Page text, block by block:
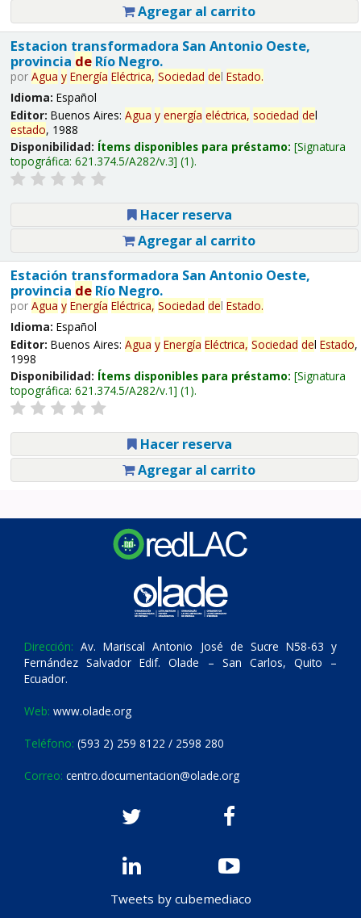
Agregar al carrito
Estacion transformadora San Antonio Oeste,
provincia deRío Negro.
por Agua y Energía Eléctrica, Sociedad del Estado.
Idioma: Español
Editor: Buenos Aires: Agua y energía eléctrica, sociedad del
estado, 1988
Disponibilidad: Ítems disponibles para préstamo: Signatura
topográfica: 621.374.5/A282/v.3 (1).
Hacer reserva
Agregar al carrito
Estación transformadora San Antonio Oeste,
provincia deRío Negro.
por Agua y Energía Eléctrica, Sociedad del Estado.
Idioma: Español
Editor: Buenos Aires: Agua y Energía Eléctrica, Sociedad del Estado,
1998
Disponibilidad: Ítems disponibles para préstamo: Signatura
topográfica: 621.374.5/A282/v.1 (1).
Hacer reserva
Agregar al carrito
Dirección: Av. Mariscal Antonio José de Sucre N58-63 y
Fernández Salvador Edif. Olade – San Carlos, Quito –
Ecuador.
Web: www.olade.org
Teléfono: (593 2) 259 8122 / 2598 280
Correo: centro.documentacion@olade.org
Tweets by cubemediaco